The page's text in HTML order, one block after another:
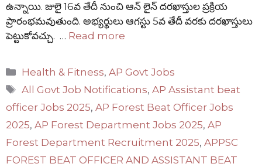
ఉన్నాయి. జులై 16వ తేదీ నుంచి ఆన్ లైన్ దరఖాస్తుల ప్రక్రియ
ప్రారంభమవుతుంది. అభ్యర్థులు ఆగస్టు 5వ తేదీ వరకు దరఖాస్తులు
పెట్టుకోవచ్చు. … Read more
Categories
Health & Fitness,AP Govt Jobs
Tags
All Govt Job Notifications,AP Assistant beat
officer Jobs 2025, AP Forest Beat Officer Jobs
2025, AP Forest Department Jobs 2025, AP
Forest Department Recruitment 2025, APPSC
FOREST BEAT OFFICER AND ASSISTANT BEAT